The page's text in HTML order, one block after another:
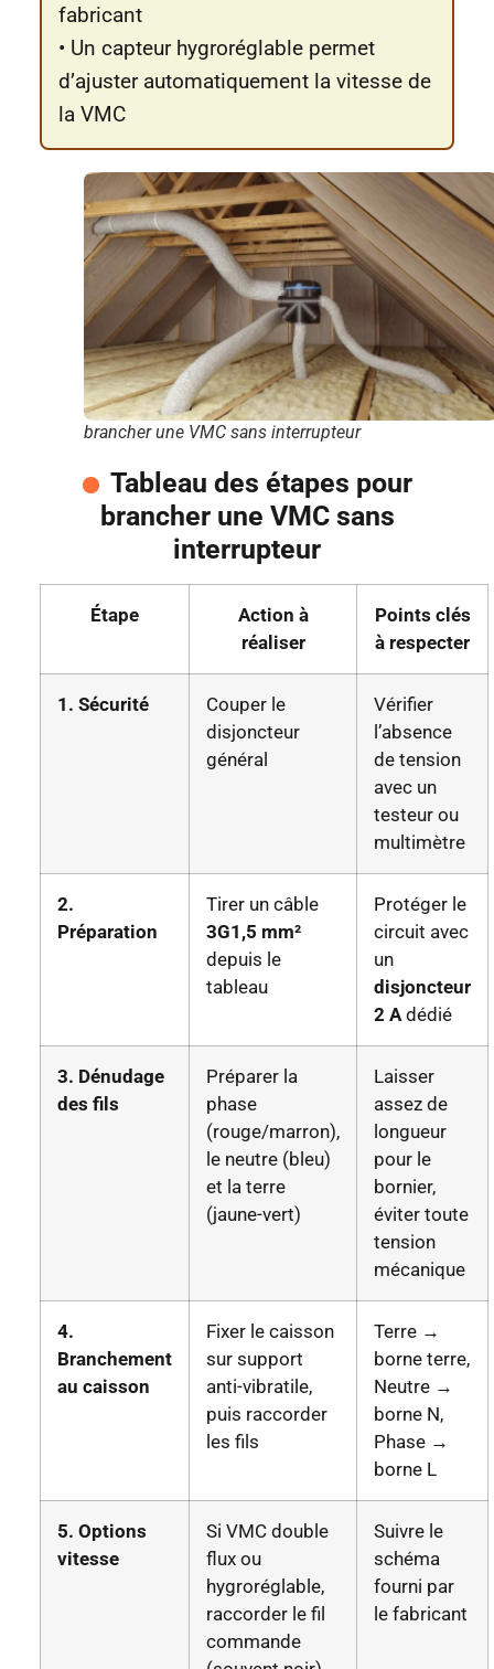
fabricant
• Un capteur hygroréglable permet
d’ajuster automatiquement la vitesse de
la VMC
brancher une VMC sans interrupteur
Tableau des étapes pour
brancher une VMC sans
interrupteur
Étape
Action à
réaliser
Points clés
à respecter
1. Sécurité
Couper le
disjoncteur
général
Vérifier
l’absence
de tension
avec un
testeur ou
multimètre
2.
Préparation
Tirer un câble
3G1,5 mm²
depuis le
tableau
Protéger le
circuit avec
un
disjoncteur
2 Adédié
3. Dénudage
des fils
Préparer la
phase
(rouge/marron),
le neutre (bleu)
et la terre
(jaune-vert)
Laisser
assez de
longueur
pour le
bornier,
éviter toute
tension
mécanique
4.
Branchement
au caisson
Fixer le caisson
sur support
anti-vibratile,
puis raccorder
les fils
Terre →
borne terre,
Neutre →
borne N,
Phase →
borne L
5. Options
vitesse
Si VMC double
flux ou
hygroréglable,
raccorder le fil
commande
Suivre le
schéma
fourni par
le fabricant